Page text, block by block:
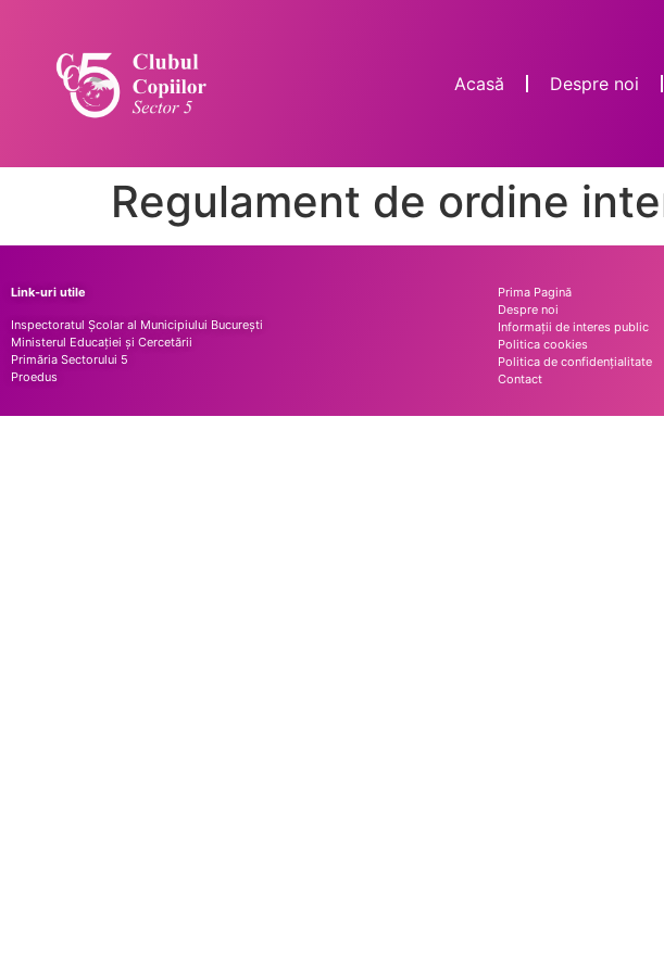
Acasă Despre noi
Regulament de ordine
Link-uri utile
Inspectoratul Școlar al Municipiului București
Ministerul Educației și Cercetării
Primăria Sectorului 5
Proedus
Prima Pagină
Despre noi
Informații de interes public
Politica cookies
Politica de confidențialitate
Contact